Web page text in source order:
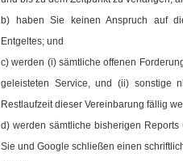
b) haben Sie keinen Anspruch auf
Entgeltes; und
c) werden (i) sämtliche offenen
geleisteten Service, und (ii) sonstige
Restlaufzeit dieser Vereinbarung fällig
d) werden sämtliche bisherigen
Sie und Google schließen einen